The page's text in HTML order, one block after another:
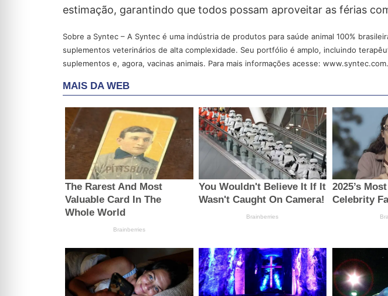
estimação, garantindo que todos possam aproveitar as férias
Sobre a Syntec – A Syntec é uma indústria de produtos para saúde animal 100%
suplementos veterinários de alta complexidade. Seu portfólio é amplo, incluindo
suplementos e, agora, vacinas animais. Para mais informações acesse: